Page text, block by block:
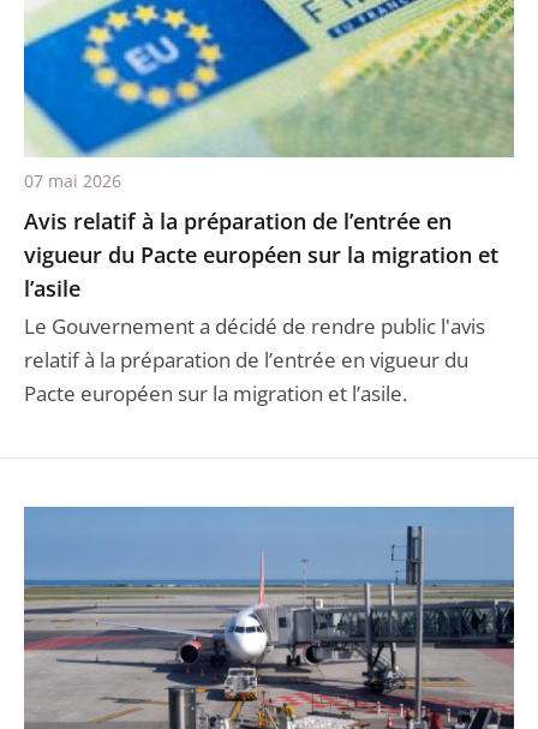
Avis relatif à la préparation de l’entrée en
vigueur du Pacte européen sur la migration et
l’asile
Le Gouvernement a décidé de rendre public l'avis
relatif à la préparation de l’entrée en vigueur du
Pacte européen sur la migration et l’asile.
07 mai 2026